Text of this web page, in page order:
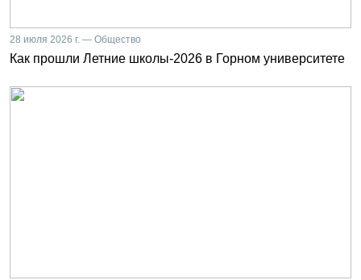
28 июля 2026 г. — Общество
Как прошли Летние школы-2026 в Горном университете